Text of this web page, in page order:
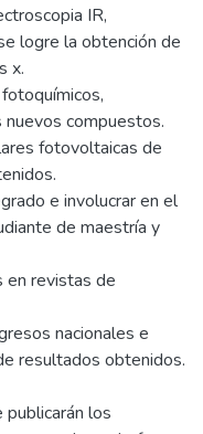
IR,
logre la obtención de
x.
compuestos.
fotovoltaicas de
e involucrar en el
de maestría y
en revistas de
nacionales e
resultados obtenidos.
publicarán los